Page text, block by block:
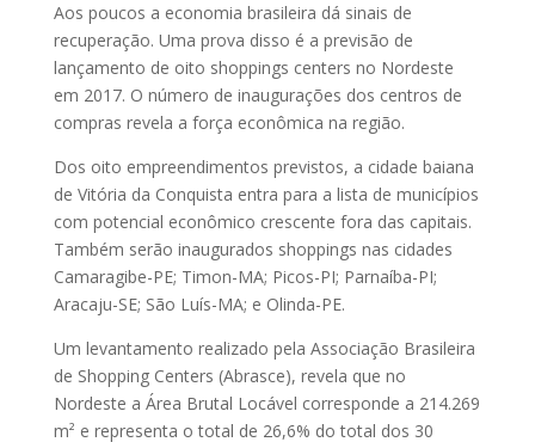
Aos poucos a economia brasileira dá sinais de
recuperação. Uma prova disso é a previsão de
lançamento de oito shoppings centers no Nordeste
em 2017. O número de inaugurações dos centros de
compras revela a força econômica na região.
Dos oito empreendimentos previstos, a cidade baiana
de Vitória da Conquista entra para a lista de municípios
com potencial econômico crescente fora das capitais.
Também serão inaugurados shoppings nas cidades
Camaragibe-PE; Timon-MA; Picos-PI; Parnaíba-PI;
Aracaju-SE; São Luís-MA; e Olinda-PE.
Um levantamento realizado pela Associação Brasileira
de Shopping Centers (Abrasce), revela que no
Nordeste a Área Brutal Locável corresponde a 214.269
m² e representa o total de 26,6% do total dos 30